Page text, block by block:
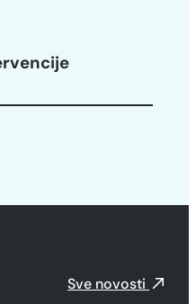
Sve novosti